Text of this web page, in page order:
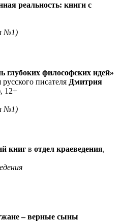
реальность: книги с
№1)
глубоких философских идей»
писателя Дмитрия
12+
№1)
книг в отдел краеведения,
– верные сыны